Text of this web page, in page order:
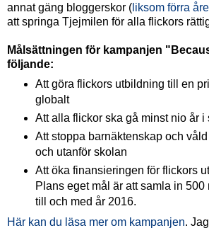
annat gäng bloggerskor ( liksom förra
att springa Tjejmilen för alla flickors
Målsättningen för kampanjen
följande:
Att göra flickors utbildning till en
globalt
Att alla flickor ska gå minst nio år i
Att stoppa barnäktenskap och
och utanför skolan
Att öka finansieringen för flickors
Plans eget mål är att samla in 500
till och med år 2016.
Här kan du läsa mer om kampanjen.